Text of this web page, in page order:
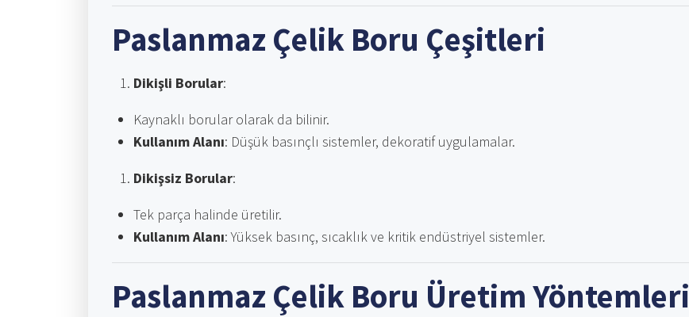
Paslanmaz Çelik Boru Çeşitleri
Dikişli Borular:
Kaynaklı borular olarak da bilinir.
Kullanım Alanı: Düşük basınçlı sistemler, dekoratif uygulamalar.
Dikişsiz Borular:
Tek parça halinde üretilir.
Kullanım Alanı: Yüksek basınç, sıcaklık ve kritik endüstriyel sistemler.
Paslanmaz Çelik Boru Üretim Yöntemleri